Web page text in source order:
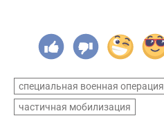
специальная военная операция
частичная мобилизация